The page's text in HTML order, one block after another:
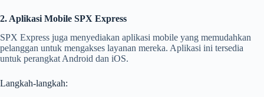
2. Aplikasi Mobile SPX Express
SPX Express juga menyediakan aplikasi mobile yang memudahkan
pelanggan untuk mengakses layanan mereka. Aplikasi ini tersedia
untuk perangkat Android dan iOS.
Langkah-langkah: